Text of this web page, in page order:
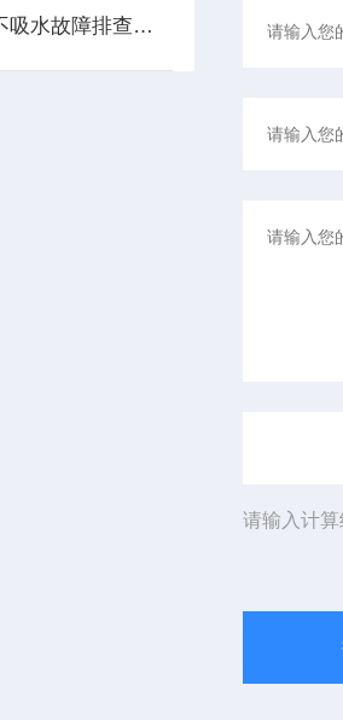
米顿罗隔膜泵不吸水故障排查与解决方案
请输入计